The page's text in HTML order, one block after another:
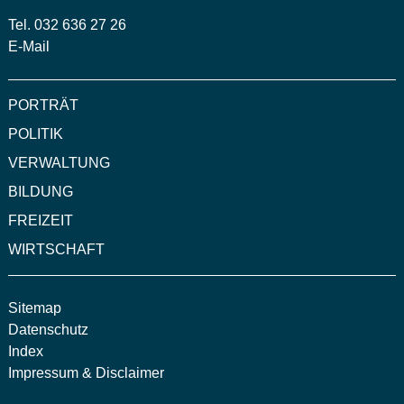
Tel. 032 636 27 26
E-Mail
PORTRÄT
POLITIK
VERWALTUNG
BILDUNG
FREIZEIT
WIRTSCHAFT
Sitemap
Datenschutz
Index
Impressum & Disclaimer